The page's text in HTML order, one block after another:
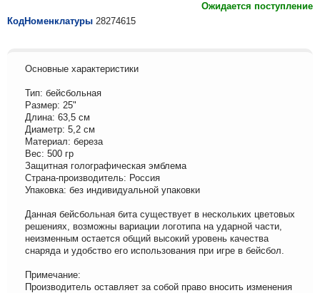
Ожидается поступление
КодНоменклатуры 28274615
Основные характеристики
Тип: бейсбольная
Размер: 25"
Длина: 63,5 см
Диаметр: 5,2 см
Материал: береза
Вес: 500 гр
Защитная голографическая эмблема
Страна-производитель: Россия
Упаковка: без индивидуальной упаковки
Данная бейсбольная бита существует в нескольких цветовых
решениях, возможны вариации логотипа на ударной части,
неизменным остается общий высокий уровень качества
снаряда и удобство его использования при игре в бейсбол.
Примечание:
Производитель оставляет за собой право вносить изменения